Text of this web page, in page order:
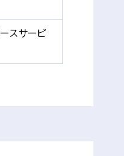
スサービ